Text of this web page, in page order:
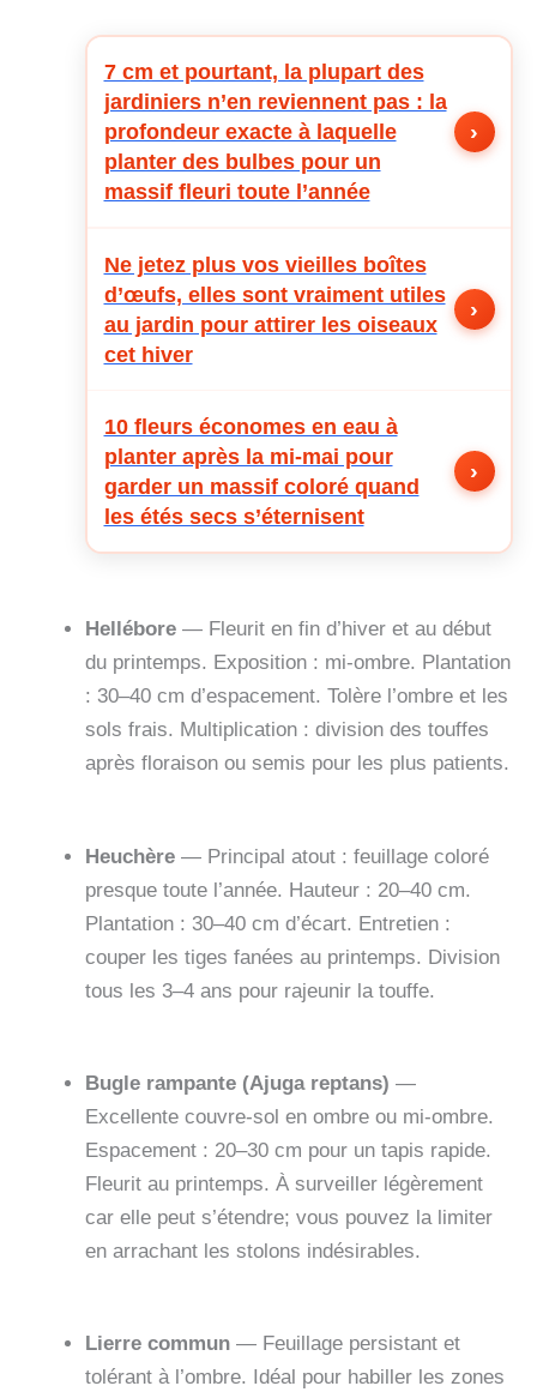
7 cm et pourtant, la plupart des
jardiniers n’en reviennent pas : la
profondeur exacte à laquelle
planter des bulbes pour un
massif fleuri toute l’année
›
Ne jetez plus vos vieilles boîtes
d’œufs, elles sont vraiment utiles
au jardin pour attirer les oiseaux
cet hiver
›
10 fleurs économes en eau à
planter après la mi-mai pour
garder un massif coloré quand
les étés secs s’éternisent
›
Hellébore — Fleurit en fin d’hiver et au début
du printemps. Exposition : mi-ombre. Plantation
: 30–40 cm d’espacement. Tolère l’ombre et les
sols frais. Multiplication : division des touffes
après floraison ou semis pour les plus patients.
Heuchère — Principal atout : feuillage coloré
presque toute l’année. Hauteur : 20–40 cm.
Plantation : 30–40 cm d’écart. Entretien :
couper les tiges fanées au printemps. Division
tous les 3–4 ans pour rajeunir la touffe.
Bugle rampante (Ajuga reptans) —
Excellente couvre-sol en ombre ou mi-ombre.
Espacement : 20–30 cm pour un tapis rapide.
Fleurit au printemps. À surveiller légèrement
car elle peut s’étendre; vous pouvez la limiter
en arrachant les stolons indésirables.
Lierre commun — Feuillage persistant et
tolérant à l’ombre. Idéal pour habiller les zones